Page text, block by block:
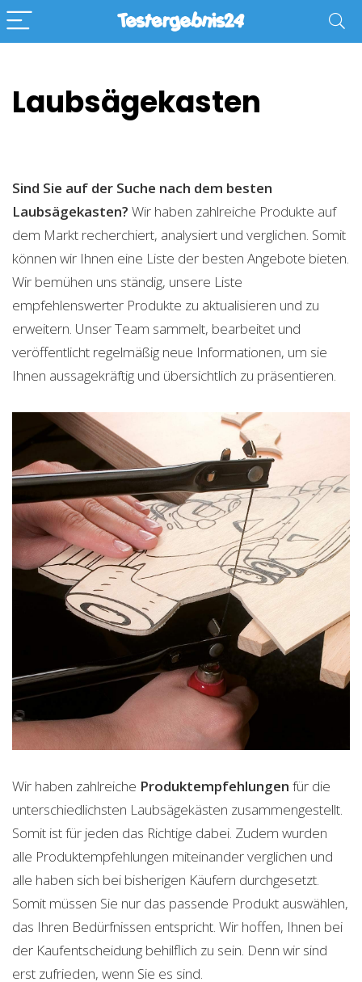
Laubsägekasten
Sind Sie auf der Suche nach dem besten
Laubsägekasten? Wir haben zahlreiche Produkte auf
dem Markt recherchiert, analysiert und verglichen. Somit
können wir Ihnen eine Liste der besten Angebote bieten.
Wir bemühen uns ständig, unsere Liste
empfehlenswerter Produkte zu aktualisieren und zu
erweitern. Unser Team sammelt, bearbeitet und
veröffentlicht regelmäßig neue Informationen, um sie
Ihnen aussagekräftig und übersichtlich zu präsentieren.
Wir haben zahlreiche Produktempfehlungen für die
unterschiedlichsten Laubsägekästen zusammengestellt.
Somit ist für jeden das Richtige dabei. Zudem wurden
alle Produktempfehlungen miteinander verglichen und
alle haben sich bei bisherigen Käufern durchgesetzt.
Somit müssen Sie nur das passende Produkt auswählen,
das Ihren Bedürfnissen entspricht. Wir hoffen, Ihnen bei
der Kaufentscheidung behilflich zu sein. Denn wir sind
erst zufrieden, wenn Sie es sind.